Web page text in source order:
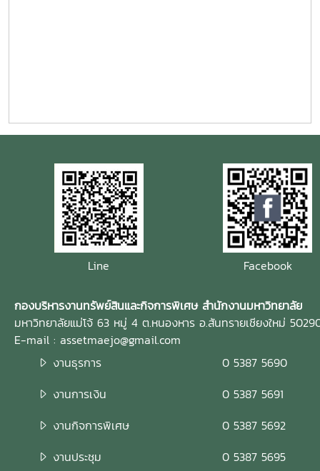
Line Facebook
กองบริหารงานทรัพย์สินและกิจการพิเศษ สำนักงานมหาวิทยาลัย
มหาวิทยาลัยแม่โจ้ 63 หมู่ 4 ต.หนองหาร อ.สันทรายเชียงใหม่
E-mail : assetmaejo@gmail.com
งานธุรการ
0 5387 5690
งานการเงิน
0 5387 5691
งานกิจการพิเศษ
0 5387 5692
งานประชุม
0 5387 5695